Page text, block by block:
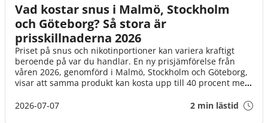
Vad kostar snus i Malmö, Stockholm
och Göteborg? Så stora är
prisskillnaderna 2026
Priset på snus och nikotinportioner kan variera kraftigt
beroende på var du handlar. En ny prisjämförelse från
våren 2026, genomförd i Malmö, Stockholm och Göteborg,
visar att samma produkt kan kosta upp till 40 procent mer
2026-07-07
2 min lästid